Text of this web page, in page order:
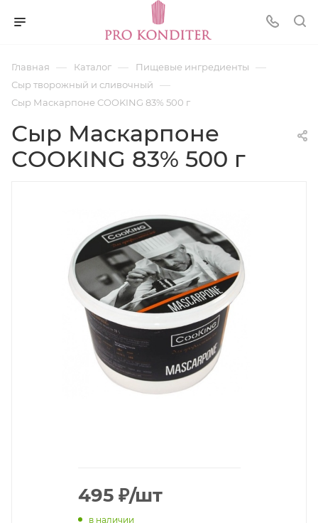
Главная — Каталог — Пищевые ингредиенты —
Сыр творожный и сливочный —
Сыр Маскарпоне COOKING 83% 500 г
Сыр Маскарпоне
COOKING 83% 500 г
495₽/шт
в наличии